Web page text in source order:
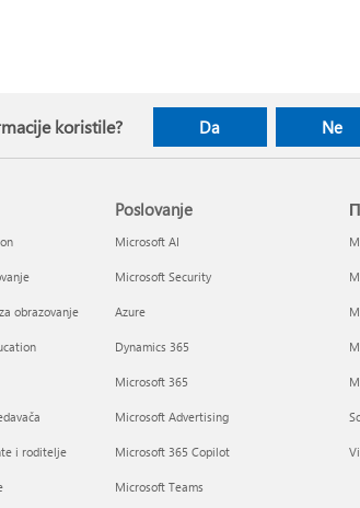
koristile? Da Ne
obrazovanje
i roditelje
Poslovanje
Microsoft AI
Microsoft Security
Azure
Dynamics 365
Microsoft 365
Microsoft Advertising
Microsoft 365 Copilot
Microsoft Teams